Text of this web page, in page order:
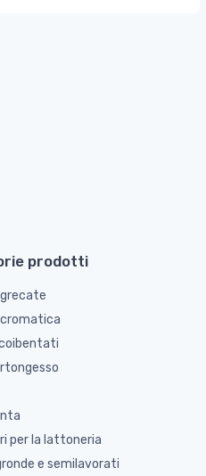
prodotti
per la lattoneria
e semilavorati